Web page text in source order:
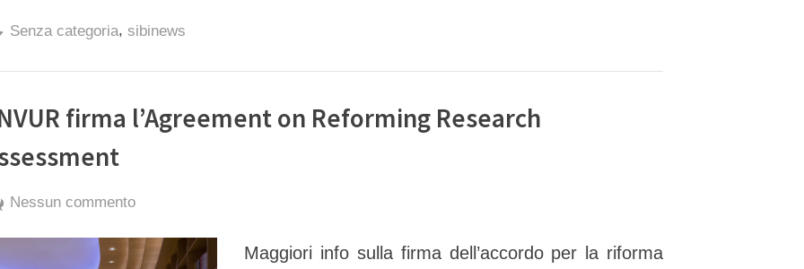
dicembre
Roma
6
e
Senza categoria, sibinews
firma l’Agreement on Reforming Research
Posted
17 Novembre 2022
By
exporter
Nessun commentosu
firma
Maggiori info sulla firma dell’accordo per la riforma